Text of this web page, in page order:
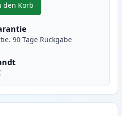
um anzupassen
den Korb
, Canon BJI-643 (BJI-643C) cyan
90 Tage Rückgabe